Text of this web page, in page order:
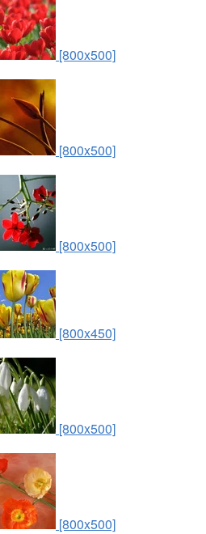
[800x500]
[800x500]
[800x500]
[800x450]
[800x500]
[800x500]